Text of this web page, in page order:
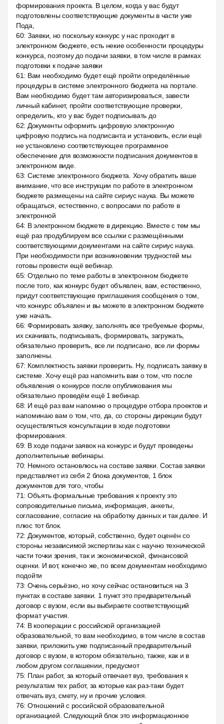
формирования проекта. В целом, когда у вас будут
подготовлены соответствующие документы в части уже
Пода,
60: Заявки, но поскольку конкурс у нас проходит в
электронном бюджете, есть некие особенности процедуры
конкурса, поэтому до подачи заявки, в том числе в рамках
подготовки к подаче заявки
61: Вам необходимо будет ещё пройти определённые
процедуры в системе электронного бюджета на портале.
Вам необходимо будет там авторизироваться, завести
личный кабинет, пройти соответствующие проверки,
определить, кто у вас будет подписывать до
62: Документы оформить цифровую электронную
цифровую подпись на подписанта и установить, если ещё
не установлено соответствующее программное
обеспечение для возможности подписания документов в
электронном виде.
63: Системе электронного бюджета. Хочу обратить ваше
внимание, что все инструкции по работе в электронном
бюджете размещены на сайте сириус наука. Вы можете
обращаться, естественно, с вопросами по работе в
электронной
64: В электронном бюджете в дирекцию. Вместе с тем мы
ещё раз продублируем все ссылки с размещёнными
соответствующими документами на сайте сириус наука.
При необходимости при возникновении трудностей мы
готовы провести ещё вебинар.
65: Отдельно по теме работы в электронном бюджете
после того, как конкурс будет объявлен, вам, естественно,
придут соответствующие приглашения сообщения о том,
что конкурс объявлен и вы можете в электронном бюджете
уже начать.
66: Формировать заявку, заполнять все требуемые формы,
их скачивать, подписывать, формировать, загружать,
обязательно проверить, все ли подписано, все ли формы
заполнены.
67: Комплектность заявки проверить. Ну, подписать заявку в
системе. Хочу ещё раз напомнить вам о том, что после
объявления о конкурсе после опубликования мы
обязательно проведём ещё 1 вебинар.
68: И ещё раз вам напомню о процедуре отбора проектов и
напоминаю вам о том, что, да, со стороны дирекции будут
осуществляться консультации в ходе подготовки
формирования.
69: В ходе подачи заявок на конкурс и будут проведены
дополнительные вебинары.
70: Немного остановлюсь на составе заявки. Состав заявки
представляет из себя 2 блока документов, 1 блок
документов для того, чтобы
71: Объять формальные требования к проекту это
сопроводительные письма, информация, анкеты,
согласование, согласие на обработку данных и так далее. И
плюс тот блок.
72: Документов, который, собственно, будет оценён со
стороны независимой экспертизы как с научно технической
части точки зрения, так и экономической, финансовой
оценки. И вот, конечно же, по всем документам необходимо
подойти
73: Очень серьёзно, но хочу сейчас остановиться на 3
пунктах в составе заявки. 1 пункт это предварительный
договор с вузом, если вы выбираете соответствующий
формат участия.
74: В кооперации с российской организацией
образовательной, то вам необходимо, в том числе в состав
заявки, приложить уже подписанный предварительный
договор с вузом, в котором обязательно, также, как и в
любом другом соглашении, предусмот
75: План работ, за который отвечает вуз, требования к
результатам тех работ, за которые как раз-таки будет
отвечать вуз, смету, ну и прочие условия.
76: Отношений с российской образовательной
организацией. Следующий блок это информационное